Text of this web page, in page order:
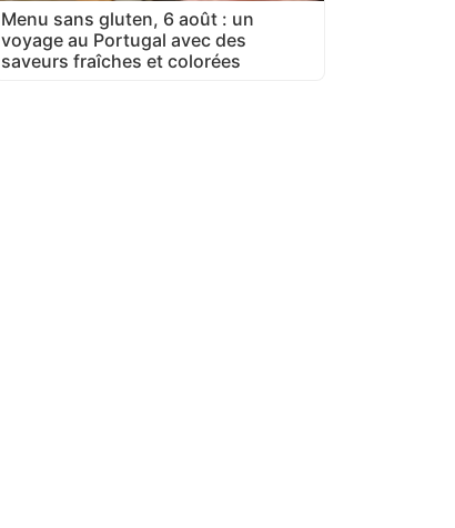
Menu sans gluten, 6 août : un
voyage au Portugal avec des
saveurs fraîches et colorées